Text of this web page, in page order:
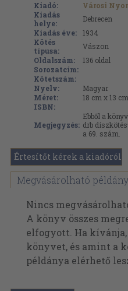
Kiadó:
Városi
Kiadás
helye:
Debrecen
Kiadás éve:
1934
Kötés
típusa:
Vászon
Oldalszám:
136 oldal
Sorozatcím:
Kötetszám:
Nyelv:
Magyar
Méret:
18 cm x 13 cm
ISBN:
Megjegyzés:
Ebből a
drb
a 69. szám.
Értesítőt kérek a kiadóról
Megvásárolható
Nincs
A könyv összes
elfogyott. Ha
könyvet, és amint a
példánya elérhető